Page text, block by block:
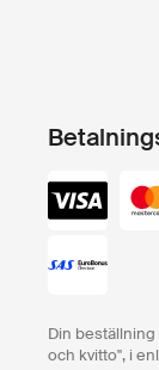
Din
och kvitto", i